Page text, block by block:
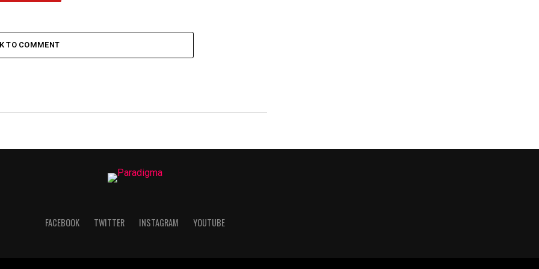
TO COMMENT
FACEBOOK TWITTER INSTAGRAM YOUTUBE